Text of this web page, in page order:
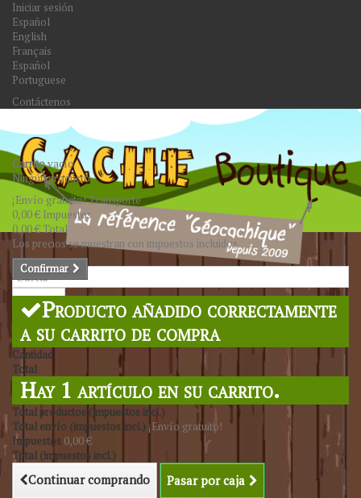
Iniciar sesión
Español
English
Français
Español
Portuguese
Contáctenos
Buscar
Carritovacío
Ningún producto
¡Envío gratuito!Transporte
0,00 € Impuestos
0,00 €Total
Los precios se muestran con impuestos incluidos
Confirmar
Producto añadido correctamente
a su carrito de compra
Cantidad
Total
Hay 1 artículo en su carrito.
Total productos (impuestos incl.)
Total envío (impuestos incl.) ¡Envío gratuito!
Impuestos 0,00 €
Total (impuestos incl.)
Continuar comprando Pasar por caja